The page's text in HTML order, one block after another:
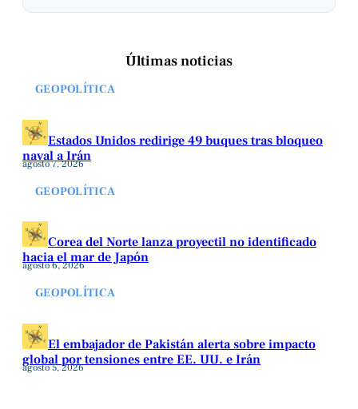
Últimas noticias
GEOPOLÍTICA
Estados Unidos redirige 49 buques tras bloqueo
naval a Irán
agosto 7, 2026
GEOPOLÍTICA
Corea del Norte lanza proyectil no identificado
hacia el mar de Japón
agosto 6, 2026
GEOPOLÍTICA
El embajador de Pakistán alerta sobre impacto
global por tensiones entre EE. UU. e Irán
agosto 5, 2026